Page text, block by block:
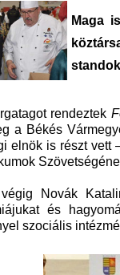
Maga
rendeztek
a Békés
elnök is részt vett
Novák
és
szociális